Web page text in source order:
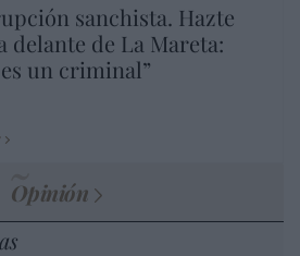
sanchista. Hazte
delante de La Mareta:
un criminal”
Opinión